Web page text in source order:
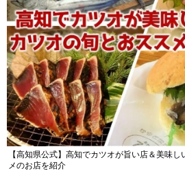
【高知県公式】高知でカツオが旨い店＆美味
メのお店を紹介